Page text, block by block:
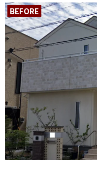
BEFORE